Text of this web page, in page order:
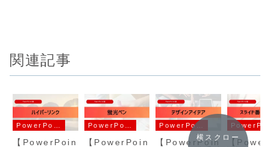
関連記事
【PowerPoin
【PowerPoin
【PowerPoin
【
横スクロー